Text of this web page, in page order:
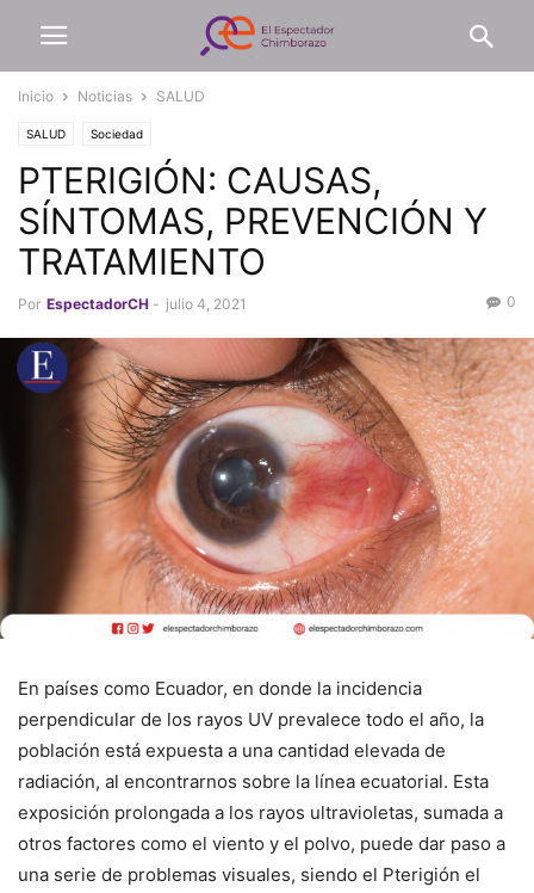
Inicio Noticias SALUD
SALUD Sociedad
PTERIGIÓN: CAUSAS,
SÍNTOMAS, PREVENCIÓN Y
TRATAMIENTO
Por EspectadorCH - julio 4, 2021 0
En países como Ecuador, en donde la incidencia
perpendicular de los rayos UV prevalece todo el año, la
población está expuesta a una cantidad elevada de
radiación, al encontrarnos sobre la línea ecuatorial. Esta
exposición prolongada a los rayos ultravioletas, sumada a
otros factores como el viento y el polvo, puede dar paso a
una serie de problemas visuales, siendo el Pterigión el